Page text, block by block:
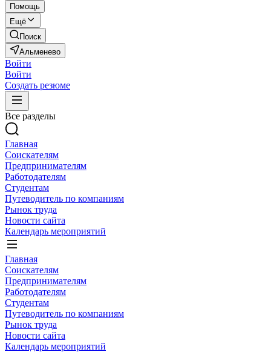
Помощь
Ещё
Поиск
Альменево
Войти
Войти
Создать резюме
Все разделы
Главная
Соискателям
Предпринимателям
Работодателям
Студентам
Путеводитель по компаниям
Рынок труда
Новости сайта
Календарь мероприятий
Главная
Соискателям
Предпринимателям
Работодателям
Студентам
Путеводитель по компаниям
Рынок труда
Новости сайта
Календарь мероприятий